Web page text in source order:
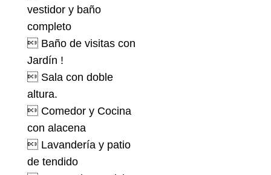
vestidor y baño
completo
 Baño de visitas con
Jardín !
 Sala con doble
altura.
 Comedor y Cocina
con alacena
 Lavandería y patio
de tendido